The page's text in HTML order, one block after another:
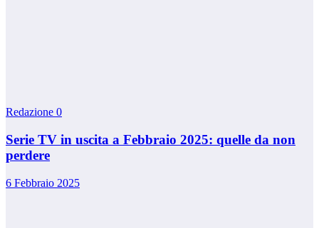
Redazione 0
Serie TV in uscita a Febbraio 2025: quelle da non
perdere
6 Febbraio 2025